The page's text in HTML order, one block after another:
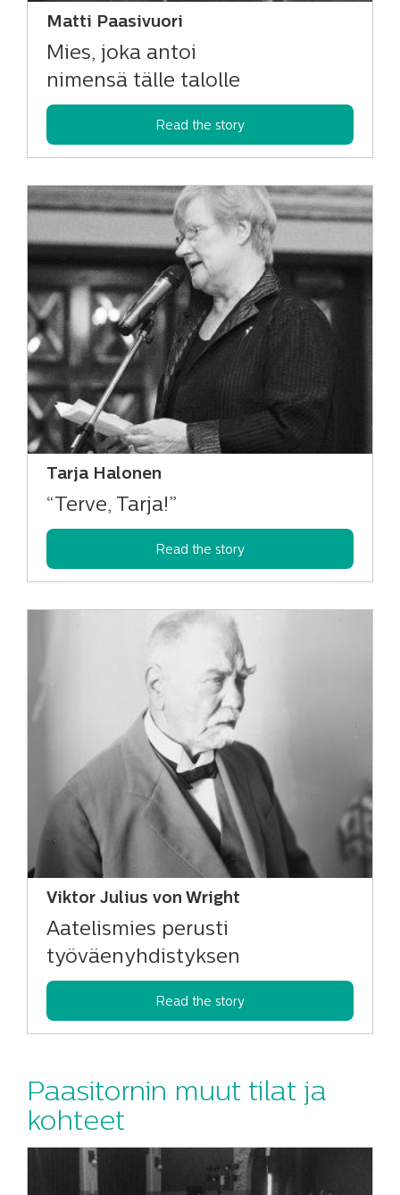
Matti Paasivuori
Mies, joka antoi
nimensä tälle talolle
Read the story
Tarja Halonen
“Terve, Tarja!”
Read the story
Viktor Julius von Wright
Aatelismies perusti
työväenyhdistyksen
Read the story
Paasitornin muut tilat ja
kohteet